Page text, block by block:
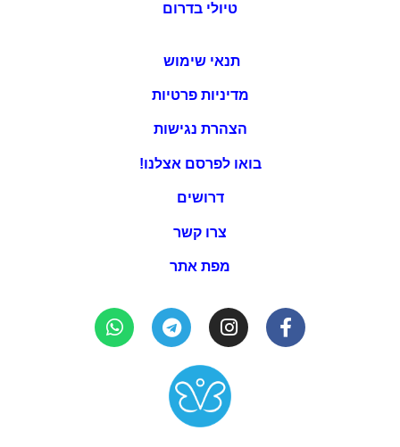
טיולי בדרום
תנאי שימוש
מדיניות פרטיות
הצהרת נגישות
בואו לפרסם אצלנו!
דרושים
צרו קשר
מפת אתר